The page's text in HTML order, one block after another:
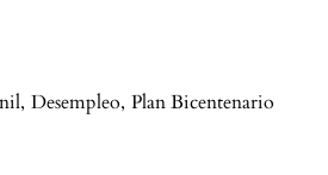
, Desempleo, Plan Bicentenario